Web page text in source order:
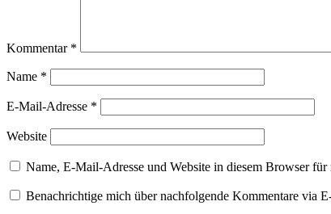
Kommentar *
Name *
E-Mail-Adresse *
Website
Name, E-Mail-Adresse und Website in diesem Browser für
Benachrichtige mich über nachfolgende Kommentare via